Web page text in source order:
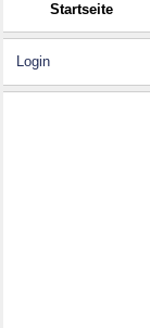
Startseite
Login